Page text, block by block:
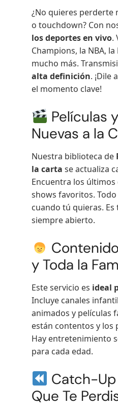
¿No quieres perderte
o touchdown? Con
los deportes en vivo.
Champions, la NBA, la
mucho más.
alta definición. ¡Dile
el momento clave!
Películas
Nuevas a la
Nuestra biblioteca de
la carta se actualiza
Encuentra los
shows favoritos.
cuando tú quieras.
siempre abierto.
y Toda la
Este servicio es ideal
Incluye canales
animados y películas
están contentos y los
Hay entretenimiento
para cada edad.
Catch-Up
Que Te